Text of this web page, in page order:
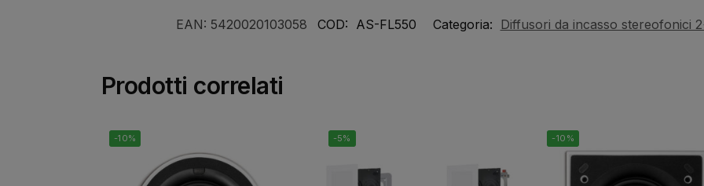
EAN: 5420020103058 COD: AS-FL550 Categoria: Diffusori da incasso stereofonici
Prodotti correlati
-10% -5% -10%